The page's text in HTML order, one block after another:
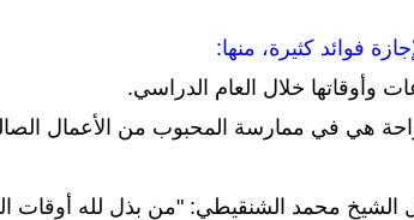
فوائد كثيرة، منها:
وأوقاتها خلال العام الدراسي.
هي في ممارسة المحبوب من الأعمال
الشيخ محمد الشنقيطي: "من بذل لله أوقات